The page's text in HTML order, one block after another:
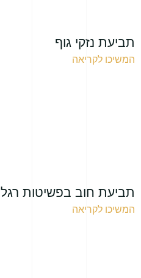
תביעת נזקי גוף
המשיכו לקריאה
תביעת חוב בפשיטות רגל
המשיכו לקריאה